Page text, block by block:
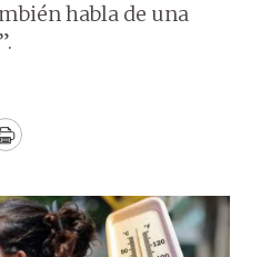
habla de una
Print